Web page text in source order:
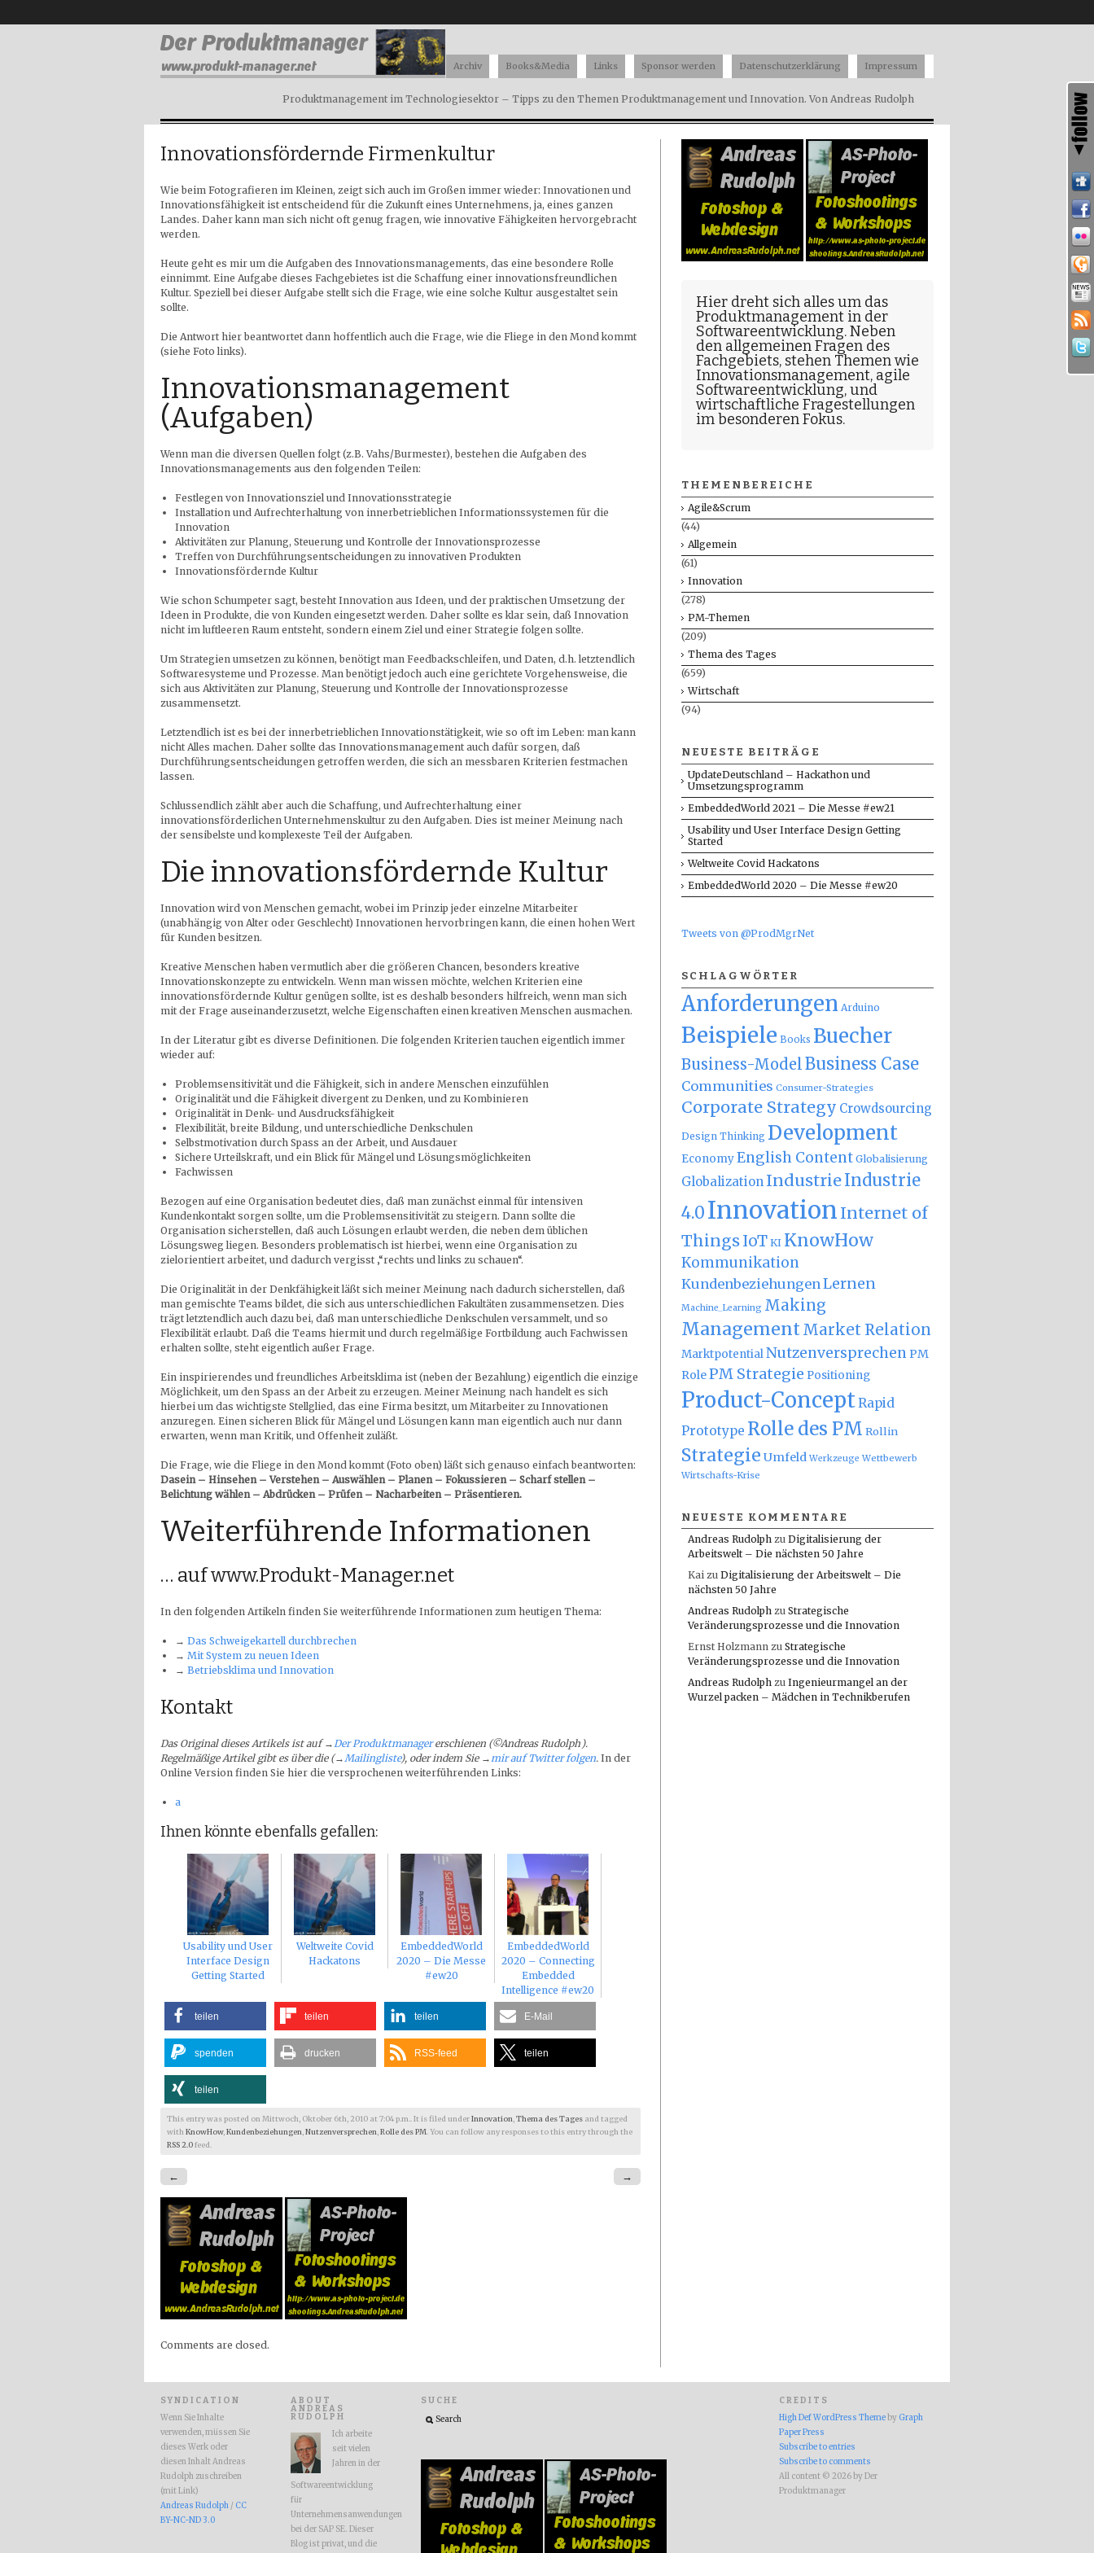
Produktmanagement im Technologiesektor – Tipps zu den Themen Produktmanagement und Innovation. Von Andreas Rudolph
Archiv Books&Media Links Sponsor werden Datenschutzerklärung Impressum
Innovationsfördernde Firmenkultur
Wie beim Fotografieren im Kleinen, zeigt sich auch im Großen immer wieder: Innovationen und
Innovationsfähigkeit ist entscheidend für die Zukunft eines Unternehmens, ja, eines ganzen
Landes. Daher kann man sich nicht oft genug fragen, wie innovative Fähigkeiten hervorgebracht
werden.
Heute geht es mir um die Aufgaben des Innovationsmanagements, das eine besondere Rolle
einnimmt. Eine Aufgabe dieses Fachgebietes ist die Schaffung einer innovationsfreundlichen
Kultur. Speziell bei dieser Aufgabe stellt sich die Frage, wie eine solche Kultur ausgestaltet sein
sollte.
Die Antwort hier beantwortet dann hoffentlich auch die Frage, wie die Fliege in den Mond kommt
(siehe Foto links).
Innovationsmanagement
(Aufgaben)
Wenn man die diversen Quellen folgt (z.B. Vahs/Burmester), bestehen die Aufgaben des
Innovationsmanagements aus den folgenden Teilen:
Festlegen von Innovationsziel und Innovationsstrategie
Installation und Aufrechterhaltung von innerbetrieblichen Informationssystemen für die
Innovation
Aktivitäten zur Planung, Steuerung und Kontrolle der Innovationsprozesse
Treffen von Durchführungsentscheidungen zu innovativen Produkten
Innovationsfördernde Kultur
Wie schon Schumpeter sagt, besteht Innovation aus Ideen, und der praktischen Umsetzung der
Ideen in Produkte, die von Kunden eingesetzt werden. Daher sollte es klar sein, daß Innovation
nicht im luftleeren Raum entsteht, sondern einem Ziel und einer Strategie folgen sollte.
Um Strategien umsetzen zu können, benötigt man Feedbackschleifen, und Daten, d.h. letztendlich
Softwaresysteme und Prozesse. Man benötigt jedoch auch eine gerichtete Vorgehensweise, die
sich aus Aktivitäten zur Planung, Steuerung und Kontrolle der Innovationsprozesse
zusammensetzt.
Letztendlich ist es bei der innerbetrieblichen Innovationstätigkeit, wie so oft im Leben: man kann
nicht Alles machen. Daher sollte das Innovationsmanagement auch dafür sorgen, daß
Durchführungsentscheidungen getroffen werden, die sich an messbaren Kriterien festmachen
lassen.
Schlussendlich zählt aber auch die Schaffung, und Aufrechterhaltung einer
innovationsförderlichen Unternehmenskultur zu den Aufgaben. Dies ist meiner Meinung nach
der sensibelste und komplexeste Teil der Aufgaben.
Die innovationsfördernde Kultur
Innovation wird von Menschen gemacht, wobei im Prinzip jeder einzelne Mitarbeiter
(unabhängig von Alter oder Geschlecht) Innovationen hervorbringen kann, die einen hohen Wert
für Kunden besitzen.
Kreative Menschen haben vermutlich aber die größeren Chancen, besonders kreative
Innovationskonzepte zu entwickeln. Wenn man wissen möchte, welchen Kriterien eine
innovationsfördernde Kultur genügen sollte, ist es deshalb besonders hilfreich, wenn man sich
mit der Frage auseinanderzusetzt, welche Eigenschaften einen kreativen Menschen ausmachen.
In der Literatur gibt es diverse Definitionen. Die folgenden Kriterien tauchen eigentlich immer
wieder auf:
Problemsensitivität und die Fähigkeit, sich in andere Menschen einzufühlen
Originalität und die Fähigkeit divergent zu Denken, und zu Kombinieren
Originalität in Denk- und Ausdrucksfähigkeit
Flexibilität, breite Bildung, und unterschiedliche Denkschulen
Selbstmotivation durch Spass an der Arbeit, und Ausdauer
Sichere Urteilskraft, und ein Blick für Mängel und Lösungsmöglichkeiten
Fachwissen
Bezogen auf eine Organisation bedeutet dies, daß man zunächst einmal für intensiven
Kundenkontakt sorgen sollte, um die Problemsensitivität zu steigern. Dann sollte die
Organisation sicherstellen, daß auch Lösungen erlaubt werden, die neben dem üblichen
Lösungsweg liegen. Besonders problematisch ist hierbei, wenn eine Organisation zu
zielorientiert arbeitet, und dadurch vergisst ‚“rechts und links zu schauen“.
Die Originalität in der Denkfähigkeit läßt sich meiner Meinung nach dadurch sicherstellen, daß
man gemischte Teams bildet, die sich aus unterschiedlichen Fakultäten zusammensetzen. Dies
trägt letztendlich auch dazu bei, daß man unterschiedliche Denkschulen versammelt, und so
Flexibilität erlaubt. Daß die Teams hiermit und durch regelmäßige Fortbildung auch Fachwissen
erhalten sollte, steht eigentlich außer Frage.
Ein inspirierendes und freundliches Arbeitsklima ist (neben der Bezahlung) eigentlich die einzige
Möglichkeit, um den Spass an der Arbeit zu erzeugen. Meiner Meinung nach handelt es sich
hierbei um das wichtigste Stellglied, das eine Firma besitzt, um Mitarbeiter zu Innovationen
anzuregen. Einen sicheren Blick für Mängel und Lösungen kann man eigentlich auch nur dann
erwarten, wenn man Kritik, und Offenheit zuläßt.
Die Frage, wie die Fliege in den Mond kommt (Foto oben) läßt sich genauso einfach beantworten:
Dasein – Hinsehen – Verstehen – Auswählen – Planen – Fokussieren – Scharf stellen –
Belichtung wählen – Abdrücken – Prüfen – Nacharbeiten – Präsentieren.
Weiterführende Informationen
… auf www.Produkt-Manager.net
In den folgenden Artikeln finden Sie weiterführende Informationen zum heutigen Thema:
→ Das Schweigekartell durchbrechen
→ Mit System zu neuen Ideen
→ Betriebsklima und Innovation
Kontakt
Das Original dieses Artikels ist auf→ Der Produktmanager erschienen (©Andreas Rudolph ).
Regelmäßige Artikel gibt es über die (→ Mailingliste), oderindem Sie → mir auf Twitter folgen. In der
Online Version finden Sie hier die versprochenen weiterführenden Links:
a
Ihnen könnte ebenfalls gefallen:
Usability und User
Interface Design
Getting Started
Weltweite Covid
Hackatons
EmbeddedWorld
2020 – Die Messe
#ew20
EmbeddedWorld
2020 – Connecting
Embedded
Intelligence #ew20
teilen teilen teilen E-Mail
spenden drucken RSS-feed teilen
teilen
This entry was posted on Mittwoch, Oktober 6th, 2010 at 7:04 p.m.. It is filed underInnovation,Thema des Tages and tagged
with KnowHow,Kundenbeziehungen,Nutzenversprechen,Rolle des PM. You can follow any responses to this entry through the
RSS 2.0feed.
← →
Comments are closed.
Hier dreht sich alles um das
Produktmanagement in der
Softwareentwicklung. Neben
den allgemeinen Fragen des
Fachgebiets, stehen Themen wie
Innovationsmanagement, agile
Softwareentwicklung, und
wirtschaftliche Fragestellungen
im besonderen Fokus.
THEMENBEREICHE
Agile&Scrum
(44)
Allgemein
(61)
Innovation
(278)
PM-Themen
(209)
Thema des Tages
(659)
Wirtschaft
(94)
NEUESTE BEITRÄGE
UpdateDeutschland – Hackathon und
Umsetzungsprogramm
EmbeddedWorld 2021 – Die Messe #ew21
Usability und User Interface Design Getting
Started
Weltweite Covid Hackatons
EmbeddedWorld 2020 – Die Messe #ew20
Tweets von @ProdMgrNet
SCHLAGWÖRTER
Anforderungen Arduino
Beispiele Books Buecher
Business-Model Business Case
Communities Consumer-Strategies
Corporate Strategy Crowdsourcing
Design Thinking Development
EconomyEnglish Content Globalisierung
Globalization IndustrieIndustrie
4.0Innovation Internet of
ThingsIoT KI KnowHow
Kommunikation
Kundenbeziehungen Lernen
Machine_Learning Making
Management Market Relation
MarktpotentialNutzenversprechen PM
RolePM Strategie Positioning
Product-ConceptRapid
Prototype Rolle des PM Rollin
Strategie Umfeld Werkzeuge Wettbewerb
Wirtschafts-Krise
NEUESTE KOMMENTARE
Andreas Rudolph zu Digitalisierung der
Arbeitswelt – Die nächsten 50 Jahre
Kai zu Digitalisierung der Arbeitswelt – Die
nächsten 50 Jahre
Andreas Rudolph zu Strategische
Veränderungsprozesse und die Innovation
Ernst Holzmann zu Strategische
Veränderungsprozesse und die Innovation
Andreas Rudolph zu Ingenieurmangel an der
Wurzel packen – Mädchen in Technikberufen
SYNDICATION
Wenn Sie Inhalte
verwenden, müssen Sie
dieses Werk oder
diesen Inhalt Andreas
Rudolph zuschreiben
(mit Link)
Andreas Rudolph / CC
BY-NC-ND 3.0
ABOUT
ANDREAS
RUDOLPH
Ich arbeite
seit vielen
Jahren in der
Softwareentwicklung
für
Unternehmensanwendungen
bei der SAP SE. Dieser
Blog ist privat, und die
SUCHE CREDITS
High Def WordPress Theme by Graph
Paper Press
Subscribe to entries
Subscribe to comments
All content © 2026 by Der
Produktmanager